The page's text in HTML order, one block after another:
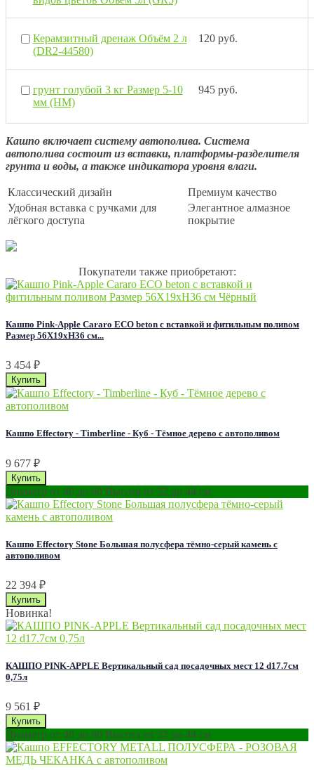
Керамзитный дренаж Объём 2 л
(DR2-44580)
120 руб.
грунт голубой 3 кг Размер 5-10
мм (НМ)
945 руб.
Кашпо включает систему автополива. Система
автополива состоит из вставки, платформы-разделителя
грунта и воды, а также индикатора уровня влаги.
Классический дизайн
Премиум качество
Удобная вставка с ручками для
лёгкого доступа
Элегантное алмазное
покрытие
Покупатели также приобретают:
Кашпо Pink-Apple Cararo ECO beton с вставкой и фитильным поливом
Размер 56Х19хН36 см...
3 454 ₽
Кашпо Effectory - Timberline - Куб - Тёмное дерево с автополивом
9 677 ₽
Диаметр от 40 до 60 Высота от 32 до 44 см
Кашпо Effectory Stone Большая полусфера тёмно-серый камень с
автополивом
22 394 ₽
Новинка!
КАШПО PINK-APPLE Вертикальный сад посадочных мест 12 d17.7см
0,75л
9 561 ₽
Диаметр от 40 до 60 Высота от 32 до 44 см